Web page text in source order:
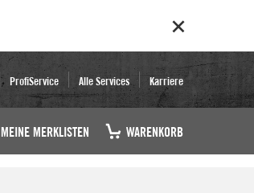
ProfiService Alle Services Karriere
MEINE MERKLISTEN WARENKORB